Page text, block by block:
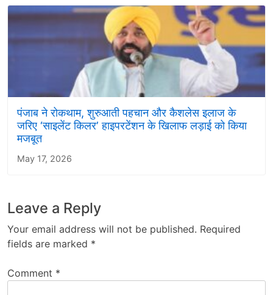
पंजाब ने रोकथाम, शुरुआती पहचान और कैशलेस इलाज के
जरिए ‘साइलेंट किलर’ हाइपरटेंशन के खिलाफ लड़ाई को किया
मजबूत
May 17, 2026
Leave a Reply
Your email address will not be published. Required
fields are marked *
Comment *